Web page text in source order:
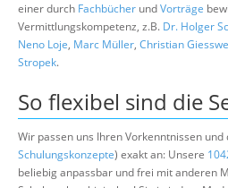
einer durch Fachbücher undVorträge
Vermittlungskompetenz, z.B. Dr. Holger
Neno Loje, Marc Müller, Christian
Stropek.
So flexibel sind die
Wir passen uns Ihren Vorkenntnissen
Schulungskonzepte) exakt an: Unsere
beliebig anpassbar und frei mit anderen